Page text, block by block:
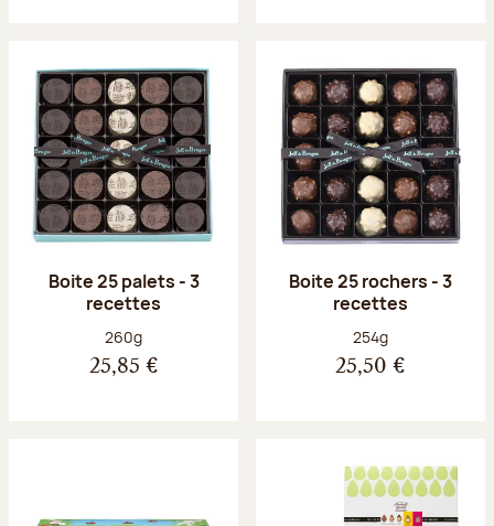
Boite 25 palets - 3
recettes
Poids net :
260g
25,85 €
Boite 25 rochers - 3
recettes
Poids net :
254g
25,50 €